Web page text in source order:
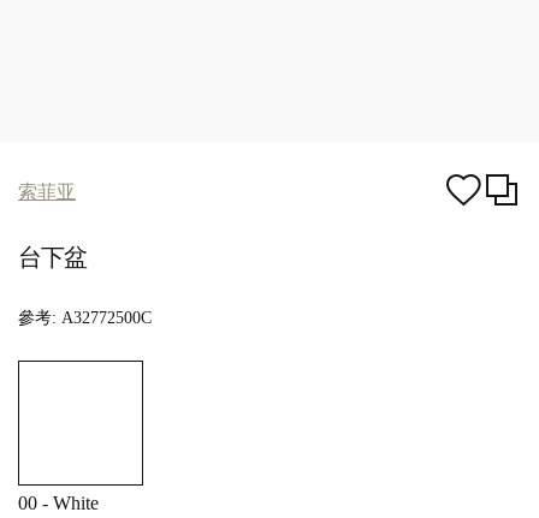
索菲亚
台下盆
參考: A32772500C
00 - White